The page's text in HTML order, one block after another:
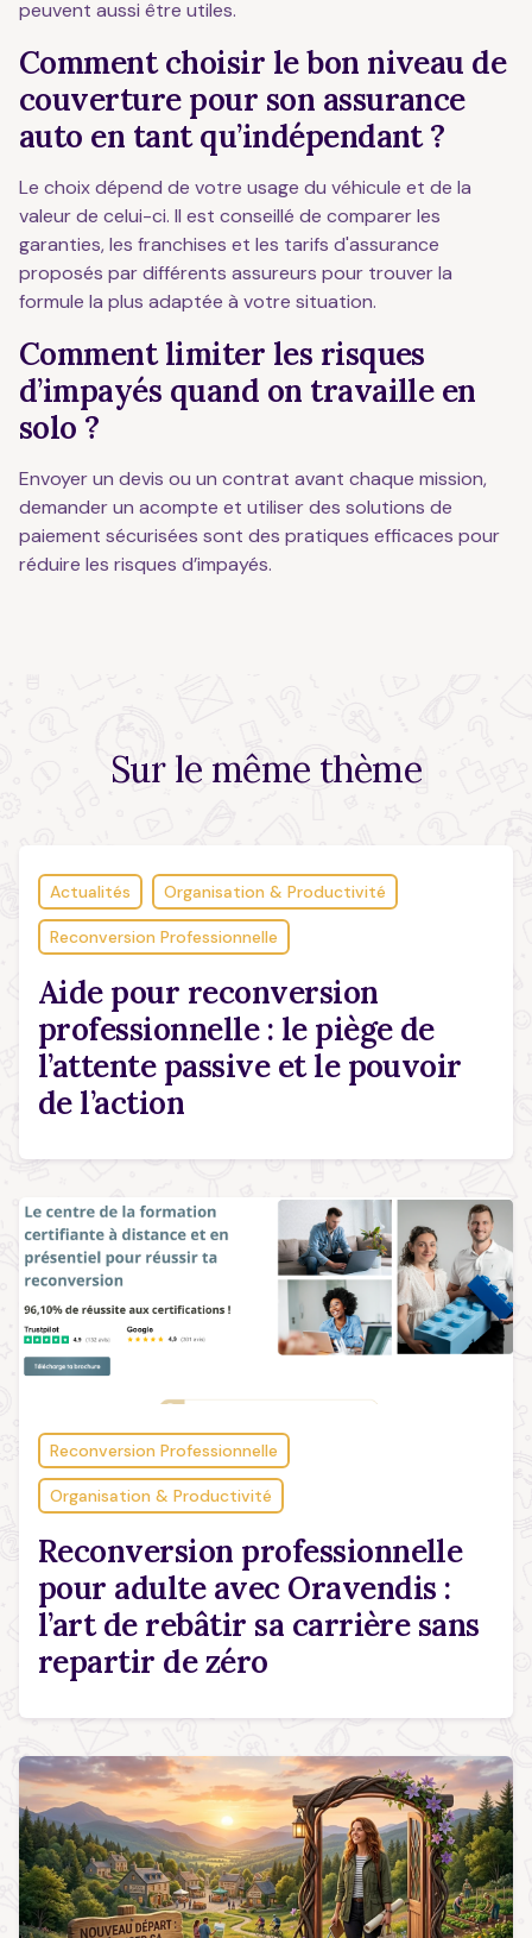
peuvent aussi être utiles.
Comment choisir le bon niveau de
couverture pour son assurance
auto en tant qu’indépendant ?
Le choix dépend de votre usage du véhicule et de la
valeur de celui-ci. Il est conseillé de comparer les
garanties, les franchises et les tarifs d'assurance
proposés par différents assureurs pour trouver la
formule la plus adaptée à votre situation.
Comment limiter les risques
d’impayés quand on travaille en
solo ?
Envoyer un devis ou un contrat avant chaque mission,
demander un acompte et utiliser des solutions de
paiement sécurisées sont des pratiques efficaces pour
réduire les risques d’impayés.
Sur le même thème
Actualités Organisation & Productivité
Reconversion Professionnelle
Aide pour reconversion
professionnelle : le piège de
l’attente passive et le pouvoir
de l’action
Reconversion Professionnelle
Organisation & Productivité
Reconversion professionnelle
pour adulte avec Oravendis :
l’art de rebâtir sa carrière sans
repartir de zéro